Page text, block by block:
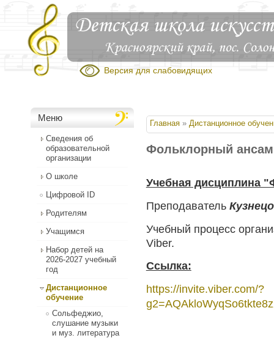
Версия для слабовидящих
Меню
Сведения об
образовательной
организации
О школе
Цифровой ID
Родителям
Учащимся
Набор детей на
2026-2027 учебный
год
Дистанционное
обучение
Сольфеджио,
слушание музыки
и муз. литература
Вы здесь
Главная» Дистанционное
Фольклорный
Учебная дисциплина
Преподаватель
Учебный процесс
Viber.
Ссылка:
https://invite.viber.com/?